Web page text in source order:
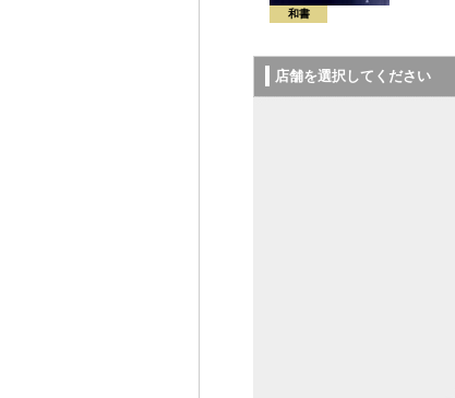
和書
店舗を選択してください